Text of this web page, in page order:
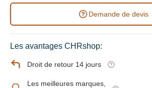
Demande de devis
Les avantages CHRshop:
Droit de retour 14 jours
Les meilleures marques,